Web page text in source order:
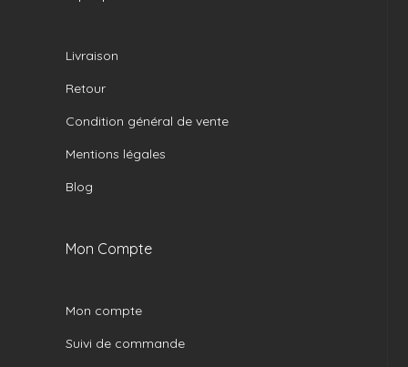
Livraison
Retour
Condition général de vente
Mentions légales
Blog
Mon Compte
Mon compte
Suivi de commande